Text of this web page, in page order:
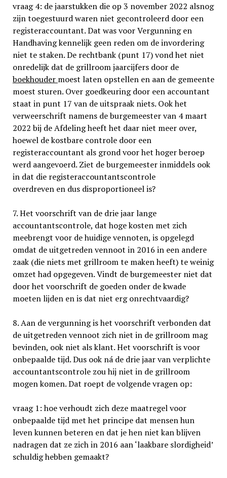
vraag 4: de jaarstukken die op 3 november 2022 alsnog
zijn toegestuurd waren niet gecontroleerd door een
registeraccountant. Dat was voor Vergunning en
Handhaving kennelijk geen reden om de invordering
niet te staken. De rechtbank (punt 17) vond het niet
onredelijk dat de grillroom jaarcijfers door de
boekhouder moest laten opstellen en aan de gemeente
moest sturen. Over goedkeuring door een accountant
staat in punt 17 van de uitspraak niets. Ook het
verweerschrift namens de burgemeester van 4 maart
2022 bij de Afdeling heeft het daar niet meer over,
hoewel de kostbare controle door een
registeraccountant als grond voor het hoger beroep
werd aange­voerd. Ziet de burgemeester inmiddels ook
in dat die registeraccountantscontrole
overdreven en dus disproportioneel is?
7. Het voorschrift van de drie jaar lange
accountantscontrole, dat hoge kosten met zich
meebrengt voor de huidige vennoten, is opgelegd
omdat de uitgetreden vennoot in 2016 in een andere
zaak (die niets met grillroom te maken heeft) te weinig
omzet had opgegeven. Vindt de burgemeester niet dat
door het voorschrift de goeden onder de kwade
moeten lijden en is dat niet erg onrechtvaardig?
8. Aan de vergunning is het voorschrift verbonden dat
de uitgetreden vennoot zich niet in de grillroom mag
bevinden, ook niet als klant. Het voorschrift is voor
onbepaalde tijd. Dus ook ná de drie jaar van verplichte
accountantscontrole zou hij niet in de grillroom
mogen komen. Dat roept de volgende vragen op:
vraag 1: hoe verhoudt zich deze maatregel voor
onbepaalde tijd met het principe dat mensen hun
leven kunnen beteren en dat je hen niet kan blijven
nadragen dat ze zich in 2016 aan ‘laakbare slordigheid’
schuldig hebben gemaakt?